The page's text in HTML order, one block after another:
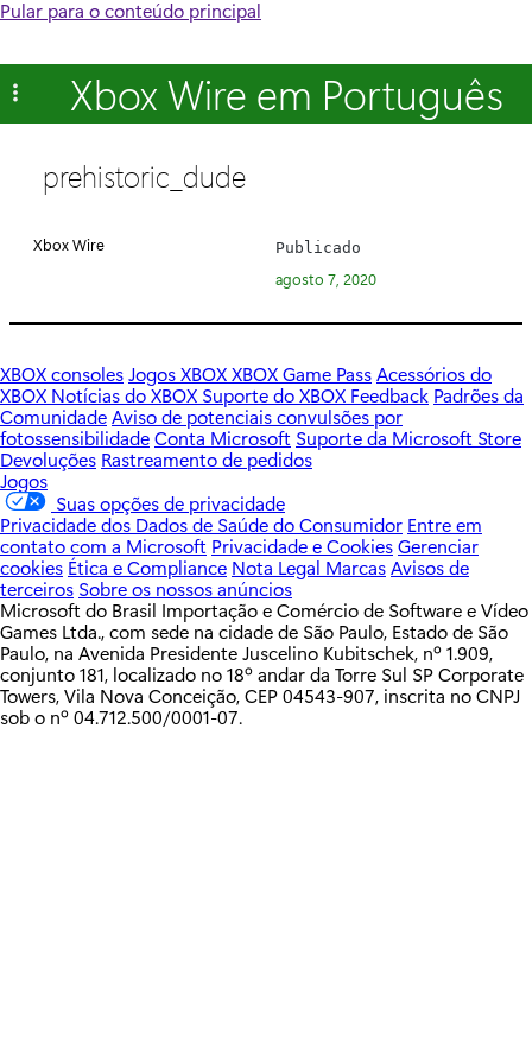
Pular para o conteúdo principal
Xbox Wire em Português
prehistoric_dude
Xbox Wire Publicado
agosto 7, 2020
XBOX consolesJogos XBOXXBOX Game PassAcessórios do
XBOX Notícias do XBOX Suporte do XBOX Feedback Padrões da
ComunidadeAviso de potenciais convulsões por
fotossensibilidadeConta Microsoft Suporte da Microsoft Store
Devoluções Rastreamento de pedidos
Jogos
Suas opções de privacidade
Privacidade dos Dados de Saúde do Consumidor Entre em
contato com a Microsoft Privacidade e CookiesGerenciar
cookies Ética e Compliance Nota Legal MarcasAvisos de
terceiros Sobre os nossos anúncios
Microsoft do Brasil Importação e Comércio de Software e Vídeo
Games Ltda., com sede na cidade de São Paulo, Estado de São
Paulo, na Avenida Presidente Juscelino Kubitschek, nº 1.909,
conjunto 181, localizado no 18º andar da Torre Sul SP Corporate
Towers, Vila Nova Conceição, CEP 04543-907, inscrita no CNPJ
sob o nº 04.712.500/0001-07.